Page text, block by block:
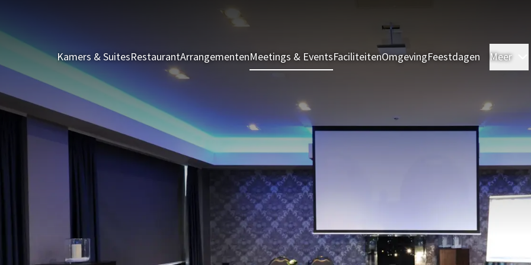
Kamers & SuitesRestaurantArrangementenMeetings & EventsFaciliteitenOmgevingFeestdagen Meer